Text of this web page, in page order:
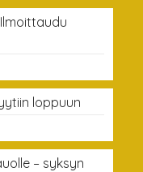
loppuun
– syksyn